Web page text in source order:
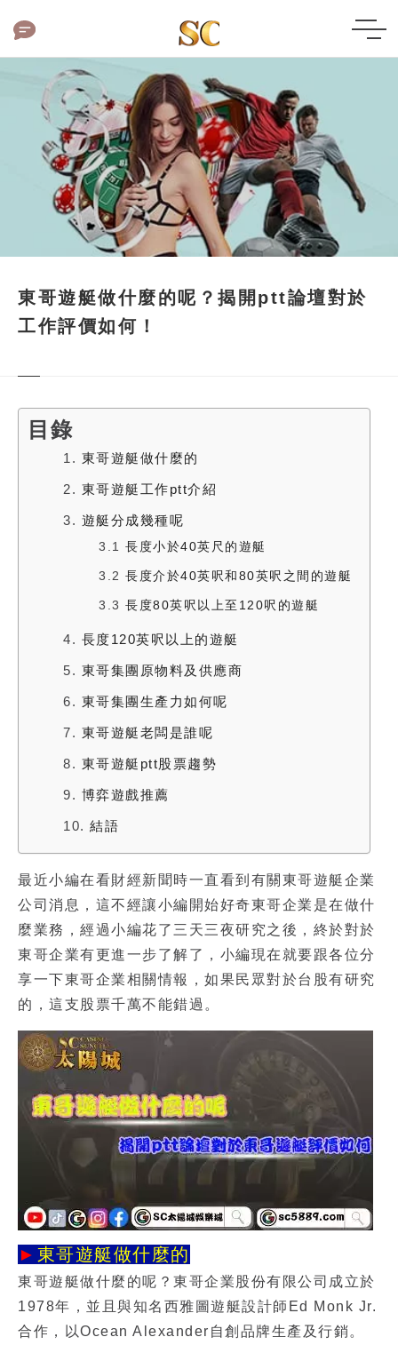
東哥遊艇做什麼的呢？揭開ptt論壇對於
工作評價如何！
目錄
1. 東哥遊艇做什麼的
2. 東哥遊艇工作ptt介紹
3. 遊艇分成幾種呢
3.1 長度小於40英尺的遊艇
3.2 長度介於40英呎和80英呎之間的遊艇
3.3 長度80英呎以上至120呎的遊艇
4. 長度120英呎以上的遊艇
5. 東哥集團原物料及供應商
6. 東哥集團生產力如何呢
7. 東哥遊艇老闆是誰呢
8. 東哥遊艇ptt股票趨勢
9. 博弈遊戲推薦
10. 結語
最近小編在看財經新聞時一直看到有關 東哥遊艇企業
公司消息，這不經讓小編開始好奇東哥企業是在做什
麼業務，經過小編花了三天三夜研究之後，終於對於
東哥企業有更進一步了解了，小編現在就要跟各位分
享一下東哥企業相關情報，如果民眾對於台股有研究
的，這支股票千萬不能錯過。
► 東哥遊艇做什麼的
東哥遊艇做什麼 的呢？東哥企業股份有限公司成立於
1978年，並且與知名西雅圖遊艇設計師Ed Monk Jr.
合作，以Ocean Alexander自創品牌生產及行銷。